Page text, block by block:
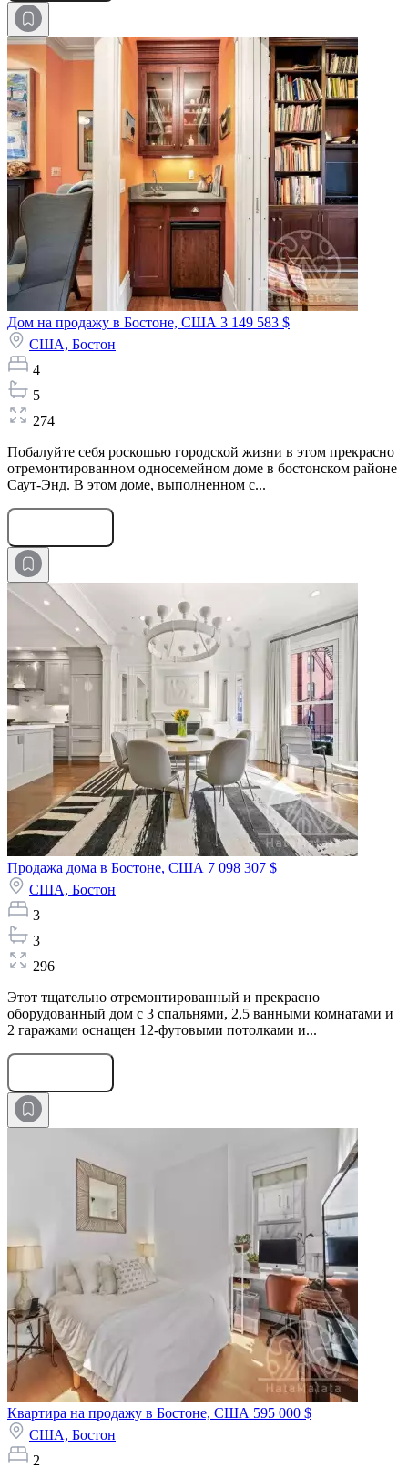
Дом на продажу в Бостоне, США 3 149 583 $
США, Бостон
4
5
274
Побалуйте себя роскошью городской жизни в этом прекрасно
отремонтированном односемейном доме в бостонском районе
Саут-Энд. В этом доме, выполненном с...
Продажа дома в Бостоне, США 7 098 307 $
США, Бостон
3
3
296
Этот тщательно отремонтированный и прекрасно
оборудованный дом с 3 спальнями, 2,5 ванными комнатами и
2 гаражами оснащен 12-футовыми потолками и...
Квартира на продажу в Бостоне, США 595 000 $
США, Бостон
2